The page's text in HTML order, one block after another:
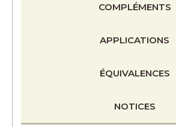
COMPLÉMENTS
APPLICATIONS
ÉQUIVALENCES
NOTICES